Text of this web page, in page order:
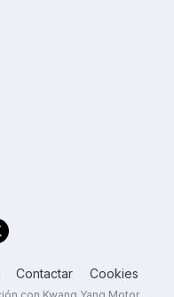
Contactar Cookies